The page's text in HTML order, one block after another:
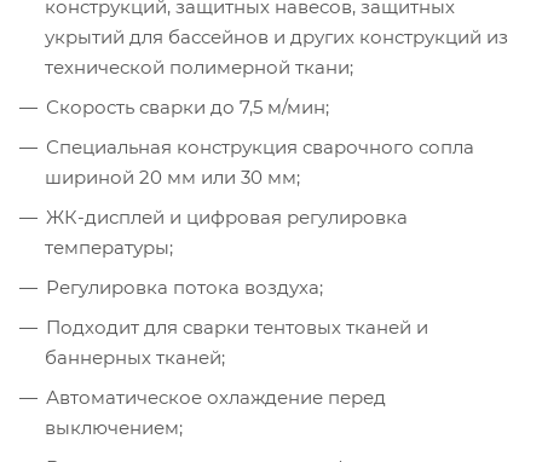
конструкций, защитных навесов, защитных
укрытий для бассейнов и других конструкций из
технической полимерной ткани;
Скорость сварки до 7,5 м/мин;
Специальная конструкция сварочного сопла
шириной 20 мм или 30 мм;
ЖК-дисплей и цифровая регулировка
температуры;
Регулировка потока воздуха;
Подходит для сварки тентовых тканей и
баннерных тканей;
Автоматическое охлаждение перед
выключением;